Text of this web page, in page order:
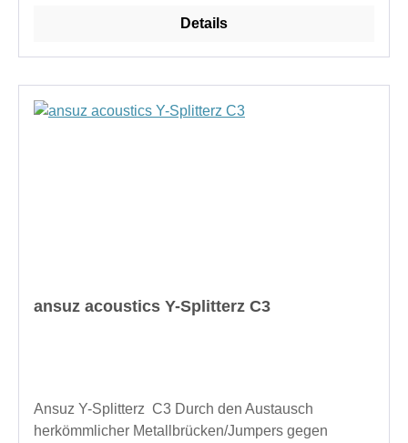
Details
ansuz acoustics Y-Splitterz C3
Ansuz Y-Splitterz C3 Durch den Austausch
herkömmlicher Metallbrücken/Jumpers gegen